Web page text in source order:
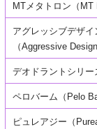
MTメタトロン（MT
アグレッシブデザイ
（Aggressive Design
デオドラントシリー
ペロバーム（Pelo
ピュレアジー（